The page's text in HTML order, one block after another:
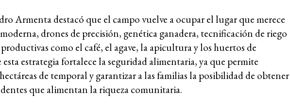
Armenta destacó que el campo vuelve a ocupar el lugar que merece
drones de precisión, genética ganadera, tecnificación de riego
productivas como el café, el agave, la apicultura y los huertos de
estrategia fortalece la seguridad alimentaria, ya que permite
de temporal y garantizar a las familias la posibilidad de obtener
que alimentan la riqueza comunitaria.